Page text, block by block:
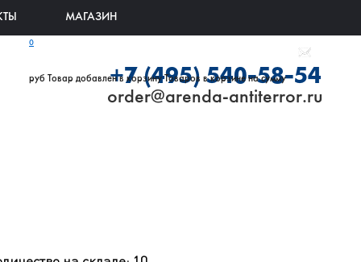
МАГАЗИН
0
руб Товар добавлен в корзину Товаров в корзине на сумму
+7 (495) 540-58-54
order@arenda-antiterror.ru